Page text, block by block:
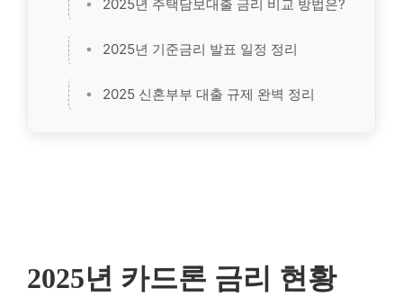
2025년 주택담보대출 금리 비교 방법은?
2025년 기준금리 발표 일정 정리
2025 신혼부부 대출 규제 완벽 정리
2025년 카드론 금리 현황